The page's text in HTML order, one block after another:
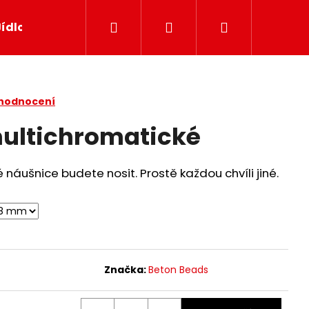
Svíčky Dekor
Přihlášení
budete nosit. Prostě každou chvíli jiné.
Značka:Beton Beads